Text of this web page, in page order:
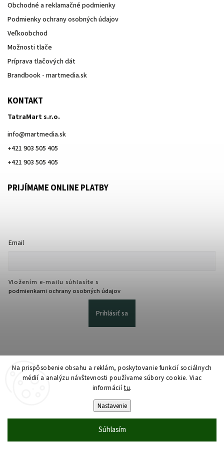
Na prispôsobenie obsahu a reklám, poskytovanie funkcií sociálnych
médií a analýzu návštevnosti používame súbory cookie. Viac
informáciítu.
Nastavenie
Súhlasím
Obchodné a reklamačné podmienky
Podmienky ochrany osobných údajov
Veľkoobchod
Možnosti tlače
Príprava tlačových dát
Brandbook - martmedia.sk
KONTAKT
TatraMart s.r.o.
info@martmedia.sk
+421 903 505 405
+421 903 505 405
PRIJÍMAME ONLINE PLATBY
Email
Vložením e-mailu súhlasíte s
podmienkami ochrany osobných údajov
Prihlásiť sa
Upraviť nastavenie cookies